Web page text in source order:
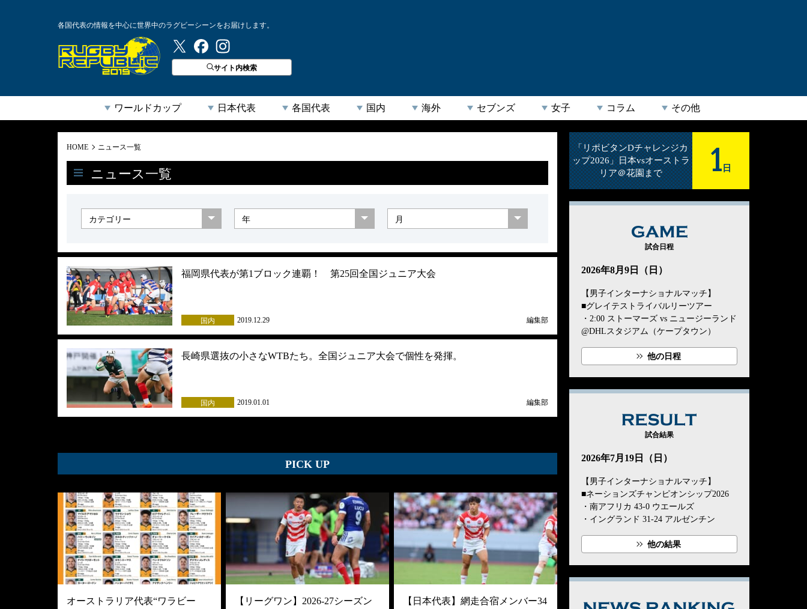
各国代表の情報を中心に世界中のラグビーシーンをお届けします。
ラグビーリパブリック
サイト内検索
ワールドカップ 日本代表 各国代表 国内 海外 セブンズ 女子 コラム その他
HOME ニュース一覧
ニュース一覧
福岡県代表が第1ブロック連覇！ 第25回全国ジュニア大会
国内 2019.12.29 編集部
長崎県選抜の小さなWTBたち。全国ジュニア大会で個性を発揮。
国内 2019.01.01 編集部
PICK UP
オーストラリア代表“ワラビー
【リーグワン】2026-27シーズン
【日本代表】網走合宿メンバー34
「リポビタンDチャレンジカ
ップ2026」日本vsオーストラ
リア＠花園まで
1 日
GAME
試合日程
2026年8月9日（日）
【男子インターナショナルマッチ】
■グレイテストライバルリーツアー
・2:00 ストーマーズ vs ニュージーランド
@DHLスタジアム（ケープタウン）
他の日程
試合結果
2026年7月19日（日）
【男子インターナショナルマッチ】
■ネーションズチャンピオンシップ2026
・南アフリカ 43-0 ウエールズ
・イングランド 31-24 アルゼンチン
他の結果